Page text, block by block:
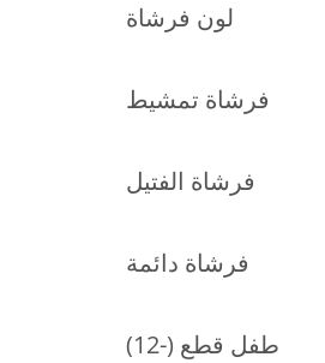
لون فرشاة
فرشاة تمشيط
فرشاة الفتيل
فرشاة دائمة
طفل قطع (-12)